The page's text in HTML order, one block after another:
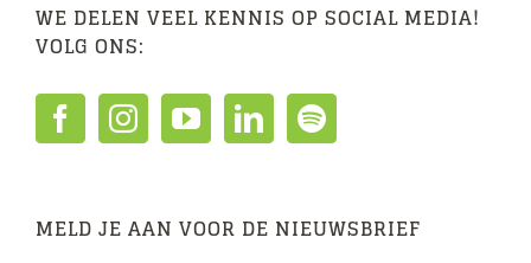
WE DELEN VEEL KENNIS OP SOCIAL MEDIA!
VOLG ONS:
MELD JE AAN VOOR DE NIEUWSBRIEF